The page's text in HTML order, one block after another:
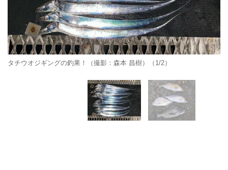
タチウオジギングの釣果！（撮影：森本 昌樹）（1/2）